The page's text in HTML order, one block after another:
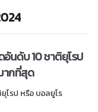
อันดับ 10 ชาติยุโรป
ากที่สุด
รป หรือ บอลยูโร